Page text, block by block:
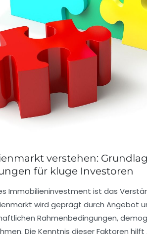
verstehen:
für kluge Investoren
Immobilieninvestment ist das
wird geprägt durch Angebot
Rahmenbedingungen,
Die Kenntnis dieser Faktoren